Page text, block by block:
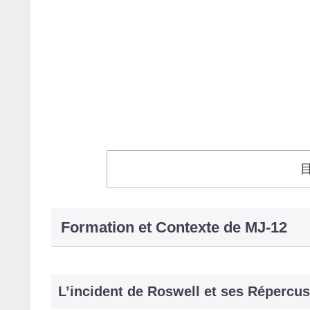
Formation et Contexte de MJ‑12
L’incident de Roswell et ses